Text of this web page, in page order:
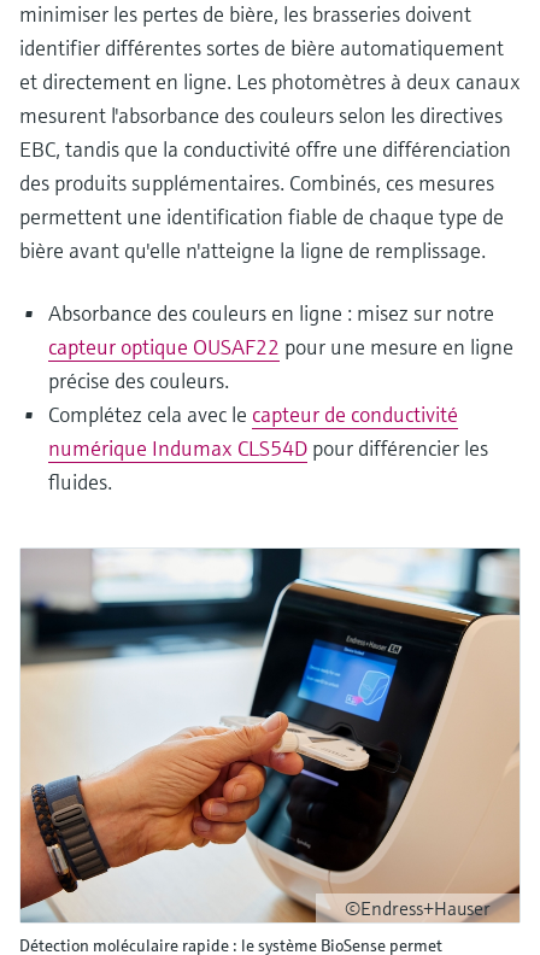
minimiser les pertes de bière, les brasseries doivent
identifier différentes sortes de bière automatiquement
et directement en ligne. Les photomètres à deux canaux
mesurent l'absorbance des couleurs selon les directives
EBC, tandis que la conductivité offre une différenciation
des produits supplémentaires. Combinés, ces mesures
permettent une identification fiable de chaque type de
bière avant qu'elle n'atteigne la ligne de remplissage.
Absorbance des couleurs en ligne : misez sur notre
capteur optique OUSAF22 pour une mesure en ligne
précise des couleurs.
Complétez cela avec le capteur de conductivité
numérique Indumax CLS54D pour différencier les
fluides.
©Endress+Hauser
Détection moléculaire rapide : le système BioSense permet